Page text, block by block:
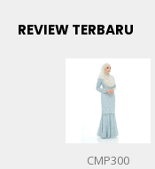
REVIEW TERBARU
CMP300